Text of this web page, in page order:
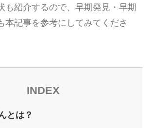
も紹介するので、早期発見・早期
本記事を参考にしてみてくださ
INDEX
とは？